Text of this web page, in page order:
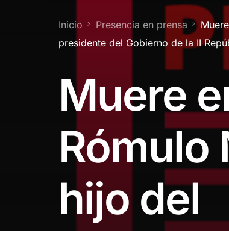
Presidenta de
Patronato y
Servicios
Inicio Presencia en prensa
presidente del Gobierno de la II
Muere
Rómulo
hijo del